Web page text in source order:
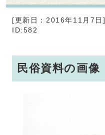
[更新日：2016年11月7日]
ID:582
民俗資料の画像